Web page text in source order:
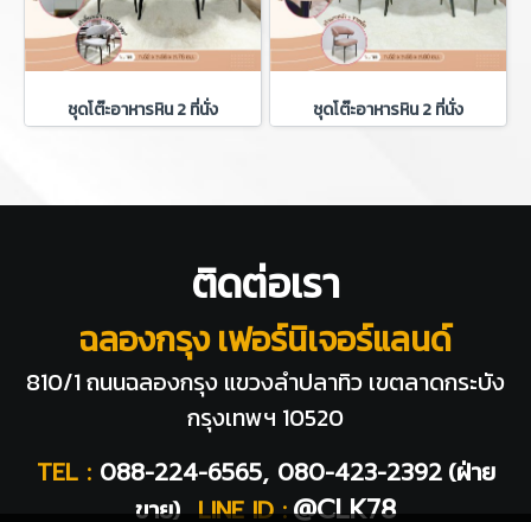
ชุดโต๊ะอาหารหิน 2 ที่นั่ง ชุดโต๊ะอาหารหิน 2 ที่นั่ง
ติดต่อเรา
ฉลองกรุง เฟอร์นิเจอร์แลนด์
810/1 ถนนฉลองกรุง แขวงลำปลาทิว เขตลาดกระบัง
กรุงเทพฯ 10520
TEL : 088-224-6565, 080-423-2392 (ฝ่าย
ขาย) LINE ID : @CLK78